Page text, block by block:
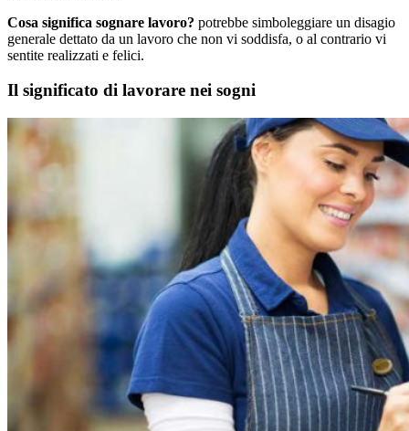
Cosa significa sognare lavoro? potrebbe simboleggiare un disagio
generale dettato da un lavoro che non vi soddisfa, o al contrario vi
sentite realizzati e felici.
Il significato di lavorare nei sogni